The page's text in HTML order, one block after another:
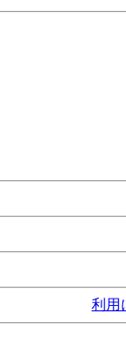
利用